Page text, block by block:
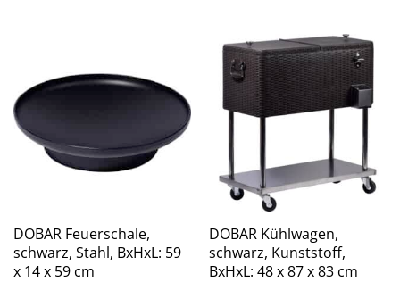
DOBAR Feuerschale,
schwarz, Stahl, BxHxL: 59
x 14 x 59 cm
DOBAR Kühlwagen,
schwarz, Kunststoff,
BxHxL: 48 x 87 x 83 cm